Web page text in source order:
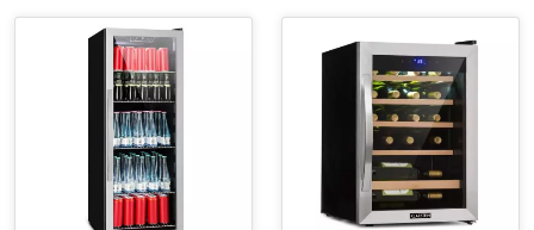
érintőképernyős, üveg